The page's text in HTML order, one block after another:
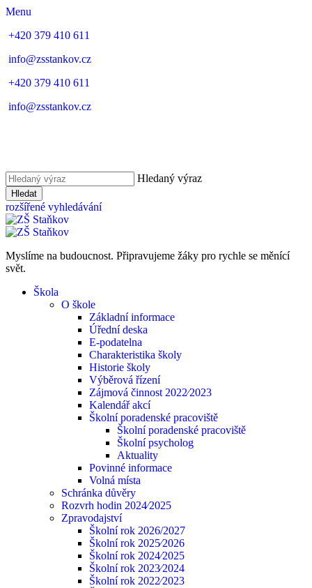
Menu
+420 379 410 611
info@zsstankov.cz
+420 379 410 611
info@zsstankov.cz
Hledaný výraz
Hledat
rozšířené vyhledávání
Myslíme na budoucnost. Připravujeme žáky pro rychle se měnící
svět.
Škola
O škole
Základní informace
Úřední deska
E-podatelna
Charakteristika školy
Historie školy
Výběrová řízení
Zájmová činnost 2022⁄2023
Kalendář akcí
Školní poradenské pracoviště
Školní poradenské pracoviště
Školní psycholog
Aktuality
Povinné informace
Volná místa
Schránka důvěry
Rozvrh hodin 2024⁄2025
Zpravodajství
Školní rok 2026/2027
Školní rok 2025⁄2026
Školní rok 2024⁄2025
Školní rok 2023⁄2024
Školní rok 2022⁄2023